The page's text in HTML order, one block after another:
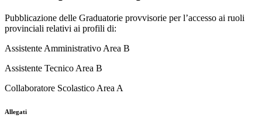
Pubblicazione delle Graduatorie provvisorie per l’accesso ai ruoli
provinciali relativi ai profili di:
Assistente Amministrativo Area B
Assistente Tecnico Area B
Collaboratore Scolastico Area A
Allegati